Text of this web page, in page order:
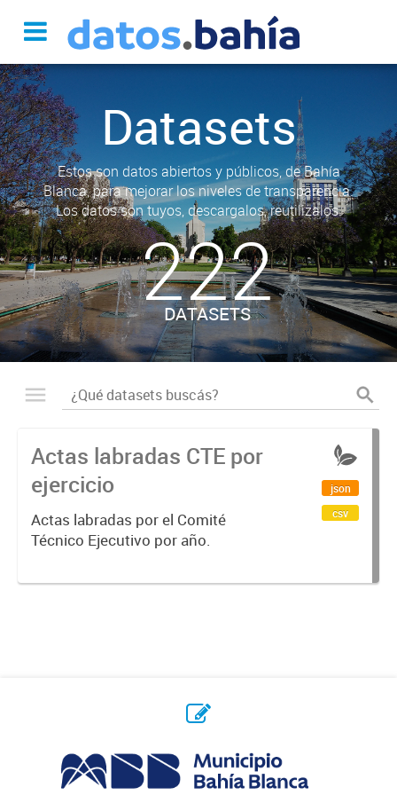
Datasets
Estos son datos abiertos y públicos, de Bahía
Blanca, para mejorar los niveles de transparencia.
Los datos son tuyos, descargalos, reutilizalos.
222
DATASETS
Actas labradas CTE por
ejercicio
Actas labradas por el Comité
Técnico Ejecutivo por año.
json
csv